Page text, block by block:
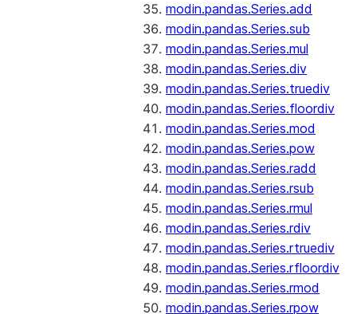
modin.pandas.Series.add
modin.pandas.Series.sub
modin.pandas.Series.mul
modin.pandas.Series.div
modin.pandas.Series.truediv
modin.pandas.Series.floordiv
modin.pandas.Series.mod
modin.pandas.Series.pow
modin.pandas.Series.radd
modin.pandas.Series.rsub
modin.pandas.Series.rmul
modin.pandas.Series.rdiv
modin.pandas.Series.rtruediv
modin.pandas.Series.rfloordiv
modin.pandas.Series.rmod
modin.pandas.Series.rpow